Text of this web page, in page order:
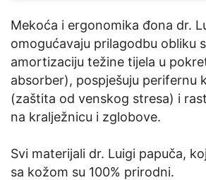
Mekoća i ergonomika đona dr.
omogućavaju prilagodbu obliku
amortizaciju težine tijela u
absorber), pospješuju perifernu
(zaštita od venskog stresa) i
na kralježnicu i zglobove.
Svi materijali dr. Luigi papuča,
sa kožom su 100% prirodni.